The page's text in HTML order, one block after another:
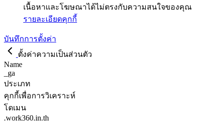
เนื้อหาและโฆษณาได้ไม่ตรงกับความสนใจของคุณ
รายละเอียดคุกกี้
บันทึกการตั้งค่า
ตั้งค่าความเป็นส่วนตัว
Name
_ga
ประเภท
คุกกี้เพื่อการวิเคราะห์
โดเมน
.work360.in.th